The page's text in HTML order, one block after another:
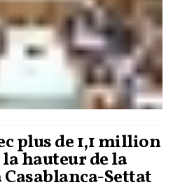
plus de 1,1 million
hauteur de la
Settat